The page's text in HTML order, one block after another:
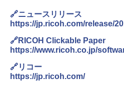
￥6,459
熊撃退スプレ
秒）射程5～
🔗ニュースリリース
https://jp.ricoh.com/release/
🔗RICOH Clickable Paper
https://www.ricoh.co.jp/
🔗リコー
https://jp.ricoh.com/